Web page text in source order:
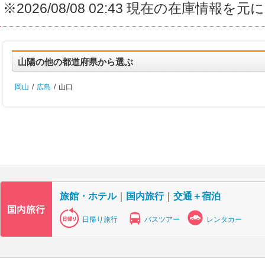
※2026/08/08 02:43 現在の在庫情報を元
山陽の他の都道府県から選ぶ
岡山 / 広島 / 山口
旅館・ホテル｜ 国内旅行｜ 交通＋宿泊
日帰り旅行 バスツアー レンタカー